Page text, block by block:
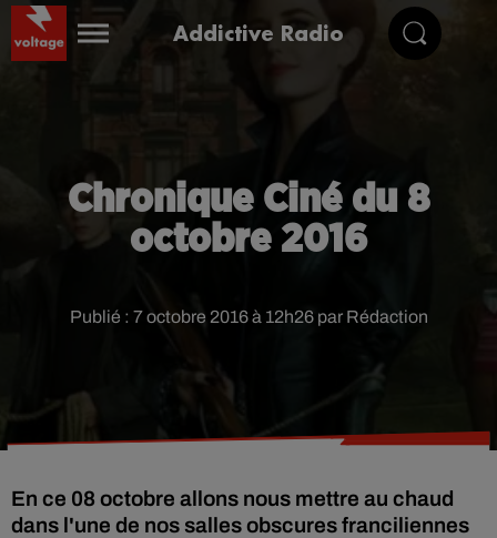
Addictive Radio
Chronique Ciné du 8
octobre 2016
Publié : 7 octobre 2016 à 12h26 par Rédaction
En ce 08 octobre allons nous mettre au chaud
dans l'une de nos salles obscures franciliennes